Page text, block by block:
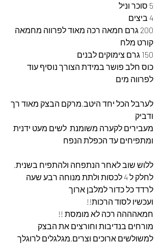
5 סוכר וניל
4 ביצים
200 גרם חמאה רכה מאוד לפרווה מחמאה
קורט מלח
150 גרם צימוקים לבנים
כוס חלב פושר במידת הצורך נוסיף עוד
לפרווה מים
לערבל הכל יחד היטב,מרקם הבצק מאוד רך
ודביק
מעבירים לקערה משומנת  לשים מעט ידנית
ומתפיחים עד הכפלת הנפח
ללוש שוב לאחר הנתפחה ולהתפיח בשנית.
לחלק ל 4 לכסות ולתת מנוחה רבע שעה
לרדד כל כדור למלבן ארוך
ועכשיו לסוד הרכות!!
חמאהההה רכה לא מומסת !!
מורחים בנדיבות וחורצים את הבצק
למשולשים ארוכים וצרים,מגלגלים לרוגלך